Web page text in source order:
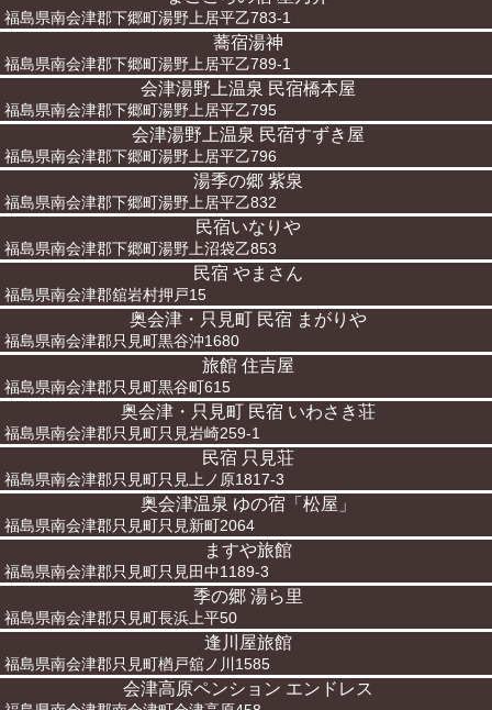
福島県南会津郡下郷町湯野上居平乙783-1
蕎宿湯神
福島県南会津郡下郷町湯野上居平乙789-1
会津湯野上温泉 民宿橋本屋
福島県南会津郡下郷町湯野上居平乙795
会津湯野上温泉 民宿すずき屋
福島県南会津郡下郷町湯野上居平乙796
湯季の郷 紫泉
福島県南会津郡下郷町湯野上居平乙832
民宿いなりや
福島県南会津郡下郷町湯野上沼袋乙853
民宿 やまさん
福島県南会津郡舘岩村押戸15
奥会津・只見町 民宿 まがりや
福島県南会津郡只見町黒谷沖1680
旅館 住吉屋
福島県南会津郡只見町黒谷町615
奥会津・只見町 民宿 いわさき荘
福島県南会津郡只見町只見岩崎259-1
民宿 只見荘
福島県南会津郡只見町只見上ノ原1817-3
奥会津温泉 ゆの宿「松屋」
福島県南会津郡只見町只見新町2064
ますや旅館
福島県南会津郡只見町只見田中1189-3
季の郷 湯ら里
福島県南会津郡只見町長浜上平50
逢川屋旅館
福島県南会津郡只見町楢戸舘ノ川1585
会津高原ペンション エンドレス